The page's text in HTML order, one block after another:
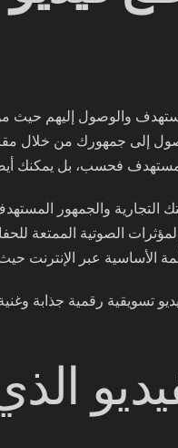
والوصول إليهم حيث
إلى جمهورك من خلال
فحسب، بل يمكنك
التجارية والجمهور
الصوتية الممتعة
الأساسية عبر
تسويقية رقمية جذابة